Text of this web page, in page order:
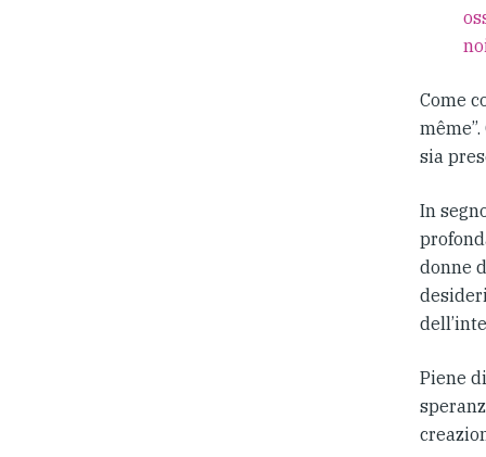
Come
sia
In
donne
Piene